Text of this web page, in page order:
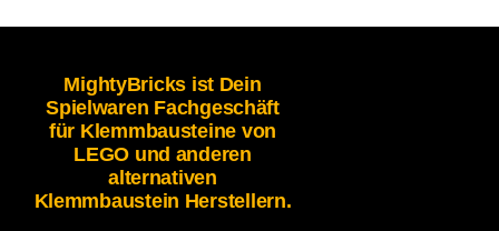
MightyBricks ist Dein
Spielwaren Fachgeschäft
für Klemmbausteine von
LEGO und anderen
alternativen
Klemmbaustein Herstellern.